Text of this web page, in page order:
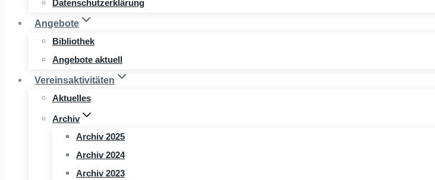
Datenschutzerklärung
Angebote
Bibliothek
Angebote aktuell
Vereinsaktivitäten
Aktuelles
Archiv
Archiv 2025
Archiv 2024
Archiv 2023